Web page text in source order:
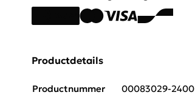
Productdetails
Productnummer
00083029-2400